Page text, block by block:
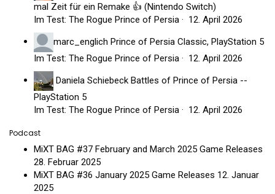
mal Zeit für ein Remake 👍 (Nintendo Switch)
Im Test: The Rogue Prince of Persia · 12. April 2026
marc_englich Prince of Persia Classic, PlayStation 5
Im Test: The Rogue Prince of Persia · 12. April 2026
Daniela Schiebeck Battles of Prince of Persia --
PlayStation 5
Im Test: The Rogue Prince of Persia · 12. April 2026
Podcast
MiXT BAG #37 February and March 2025 Game Releases
28. Februar 2025
MiXT BAG #36 January 2025 Game Releases 12. Januar
2025